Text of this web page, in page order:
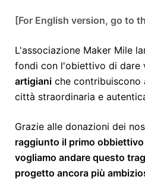
[For English version, go to
L'associazione Maker Mile
fondi con l'obiettivo di dare
artigiani che contribuiscono
città straordinaria e
Grazie alle donazioni dei
raggiunto il primo
vogliamo andare questo
progetto ancora più